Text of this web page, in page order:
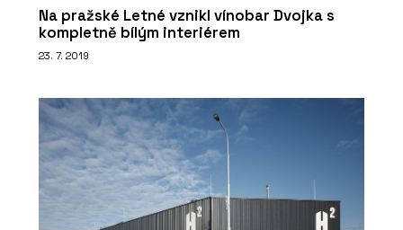
PRODUKTY
Cihly pro robotické zdění Porotherm
Robot Ready Profi - wienerberger
Na pražské Letné vznikl vínobar Dvojka s
kompletně bílým interiérem
23. 7. 2019